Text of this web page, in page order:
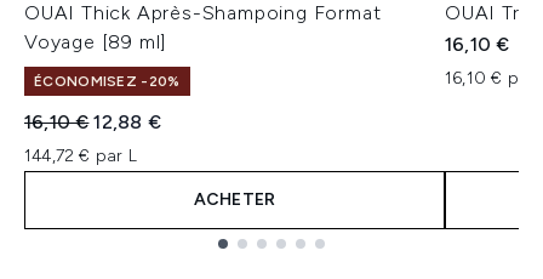
OUAI Thick Après-Shampoing Format
Voyage [89 ml]
ÉCONOMISEZ -20%
Prix de vente :
16,10 €Prix ​​actuel :
12,88 €
144,72 € par L
ACHETER
OUAI
16,10 €
16,10 € par